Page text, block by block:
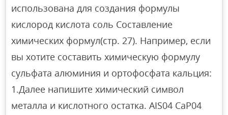
использована для создания формулы
кислород кислота соль Составление
химических формул(стр. 27). Например, если
вы хотите составить химическую формулу
сульфата алюминия и ортофосфата кальция:
1.Далее напишите химический символ
металла и кислотного остатка. AIS04 CaP04